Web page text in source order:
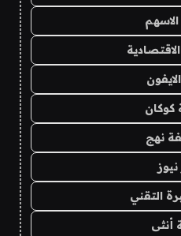
كوكان
نهج
نيوز
التقني
أنثى